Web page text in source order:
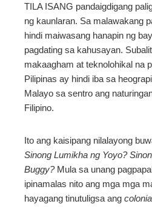
TILA ISANG pandaigdigang
ng kaunlaran. Sa malawakang
hindi maiwasang hanapin ng
pagdating sa kahusayan.
makaagham at teknolohikal na
Pilipinas ay hindi iba sa
Malayo sa sentro ang
Filipino.
Ito ang kaisipang nilalayong
Sinong Lumikha ng Yoyo?
Buggy? Mula sa unang
ipinamalas nito ang mga mga
hayagang tinutuligsa ang